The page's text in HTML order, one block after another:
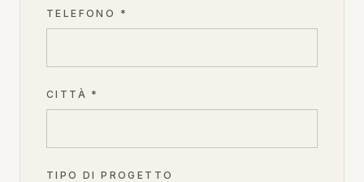
TELEFONO *
CITTÀ *
TIPO DI PROGETTO